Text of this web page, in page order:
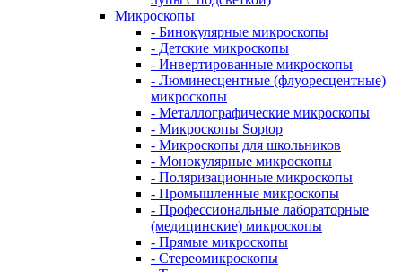
Микроскопы
- Бинокулярные микроскопы
- Детские микроскопы
- Инвертированные микроскопы
- Люминесцентные (флуоресцентные)
микроскопы
- Металлографические микроскопы
- Микроскопы Soptop
- Микроскопы для школьников
- Монокулярные микроскопы
- Поляризационные микроскопы
- Промышленные микроскопы
- Профессиональные лабораторные
(медицинские) микроскопы
- Прямые микроскопы
- Стереомикроскопы